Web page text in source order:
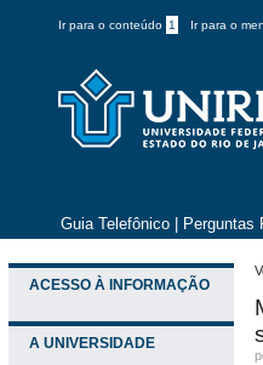
Ir para o conteúdo 1 Ir para o
Guia Telefônico Perguntas
ACESSO À INFORMAÇÃO
A UNIVERSIDADE